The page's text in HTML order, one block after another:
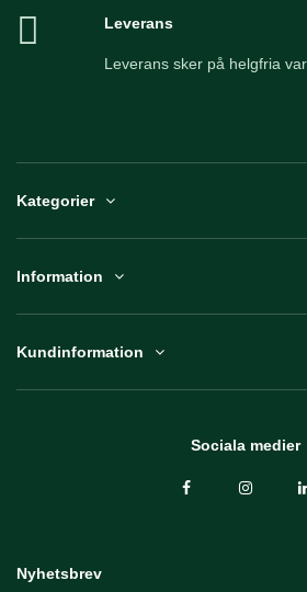
Leverans
Leverans sker på helgfria
Kategorier
Information
Kundinformation
Sociala medier
Nyhetsbrev